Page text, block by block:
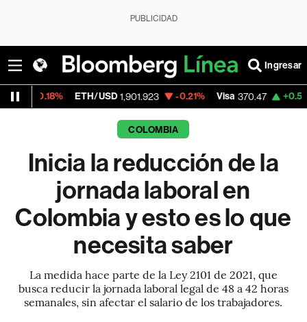
PUBLICIDAD
Ingresar
ETH/USD 1,901.923 -0.21% Visa 370.47 +0.52%
COLOMBIA
Inicia la reducción de la
jornada laboral en
Colombia y esto es lo que
necesita saber
La medida hace parte de la Ley 2101 de 2021, que
busca reducir la jornada laboral legal de 48 a 42 horas
semanales, sin afectar el salario de los trabajadores.